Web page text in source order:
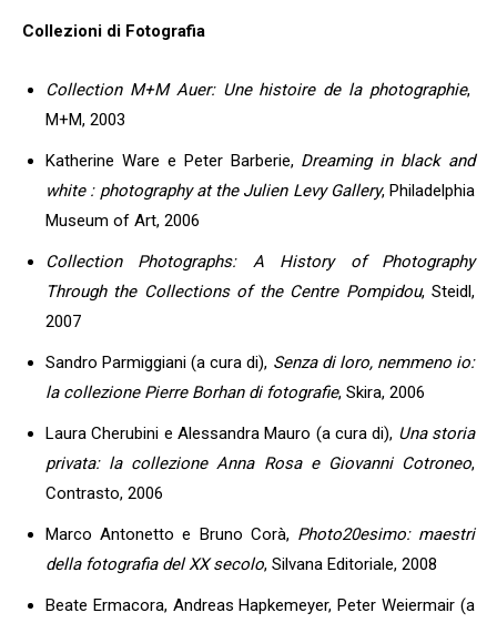
Collezioni di Fotografia
Collection M+M Auer: Une histoire de la photographie,
M+M, 2003
Katherine Ware e Peter Barberie, Dreaming in black and
white : photography at the Julien Levy Gallery, Philadelphia
Museum of Art, 2006
Collection Photographs: A History of Photography
Through the Collections of the Centre Pompidou, Steidl,
2007
Sandro Parmiggiani (a cura di), Senza di loro, nemmeno io:
la collezione Pierre Borhan di fotografie, Skira, 2006
Laura Cherubini e Alessandra Mauro (a cura di), Una storia
privata: la collezione Anna Rosa e Giovanni Cotroneo,
Contrasto, 2006
Marco Antonetto e Bruno Corà, Photo20esimo: maestri
della fotografia del XX secolo, Silvana Editoriale, 2008
Beate Ermacora, Andreas Hapkemeyer, Peter Weiermair (a